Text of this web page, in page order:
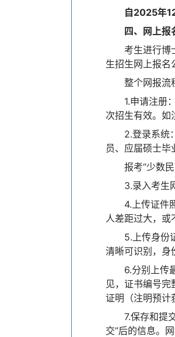
自2025年
四、网上报
考生进行博
生招生网上报名
整个网报流
1.申请注册
次招生有效。如
2.登录系统
员、应届硕士毕
报考“少数
3.录入考生
4.上传证件
人差距过大，或
5.上传身份
清晰可识别，身
6.分别上传
见，证书编号
证明（注明预计
7.保存和提
交”后的信息。